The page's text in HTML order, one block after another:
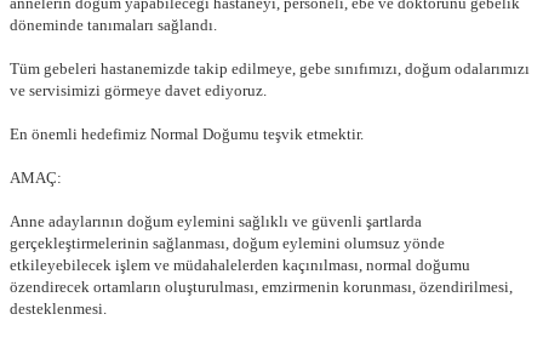
döneminde tanımaları sağlandı.
Tüm gebeleri hastanemizde takip edilmeye, gebe sınıfımızı, doğum odalarımızı
ve servisimizi görmeye davet ediyoruz.
En önemli hedefimiz Normal Doğumu teşvik etmektir.
AMAÇ:
Anne adaylarının doğum eylemini sağlıklı ve güvenli şartlarda
gerçekleştirmelerinin sağlanması, doğum eylemini olumsuz yönde
etkileyebilecek işlem ve müdahalelerden kaçınılması, normal doğumu
özendirecek ortamların oluşturulması, emzirmenin korunması, özendirilmesi,
desteklenmesi.